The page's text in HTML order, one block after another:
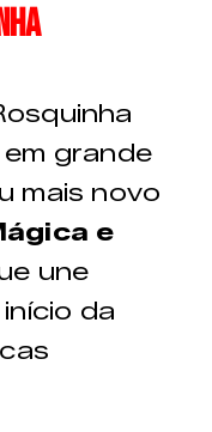
grande
mais novo
e
une
da